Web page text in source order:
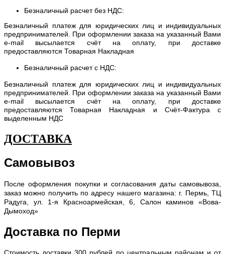
Безналичный расчет без НДС:
Безналичный платеж для юридических лиц и индивидуальных
предпринимателей. При оформлении заказа на указанный Вами
e-mail высылается счёт на оплату, при доставке
предоставляются Товарная Накладная
Безналичный расчет с НДС:
Безналичный платеж для юридических лиц и индивидуальных
предпринимателей. При оформлении заказа на указанный Вами
e-mail высылается счёт на оплату, при доставке
предоставляются Товарная Накладная и Счёт-Фактура с
выделенным НДС
ДОСТАВКА
Самовывоз
После оформления покупки и согласования даты самовывоза,
заказ можно получить по адресу нашего магазина: г. Пермь, ТЦ
Радуга, ул. 1-я Красноармейская, 6, Салон каминов «Вова-
Дымоход»
Доставка по Перми